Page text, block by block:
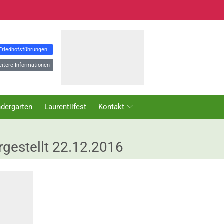
Informationen
Laurentiifest Kontakt
22.12.2016